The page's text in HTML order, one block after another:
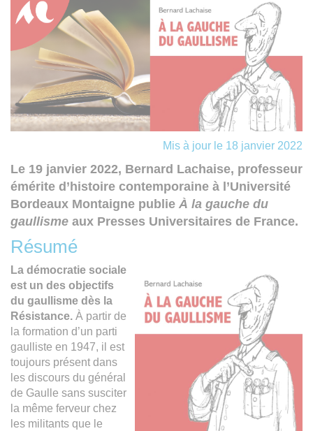
Mis à jour le 18 janvier 2022
Le 19 janvier 2022, Bernard Lachaise, professeur
émérite d’histoire contemporaine à l’Université
Bordeaux Montaigne publie À la gauche du
gaullisme aux Presses Universitaires de France.
Résumé
La démocratie sociale
est un des objectifs
du gaullisme dès la
Résistance. À partir de
la formation d’un parti
gaulliste en 1947, il est
toujours présent dans
les discours du général
de Gaulle sans susciter
la même ferveur chez
les militants que le